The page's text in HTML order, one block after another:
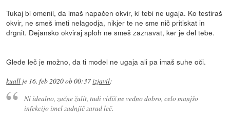
Tukaj bi omenil, da imaš napačen okvir, ki tebi ne ugaja. Ko testiraš
okvir, ne smeš imeti nelagodja, nikjer te ne sme nič pritiskat in
drgnit. Dejansko okviraj sploh ne smeš zaznavat, ker je del tebe.
Glede leč je možno, da ti model ne ugaja ali pa imaš suhe oči.
kuall je 16. feb 2020 ob 00:37izjavil:
Ni idealno, začne žulit, tudi vidiš ne vedno dobro, celo manjšo
infekcijo imel zadnjič zarad leč.